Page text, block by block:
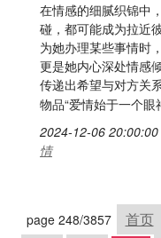
在情感的细腻织锦中
碰，都可能成为拉近
为她办理某些事情时
更是她内心深处情感
传递出希望与对方关
物品“爱情始于一个眼
2024-12-06 20:00:00
情
page 248/3857 首页